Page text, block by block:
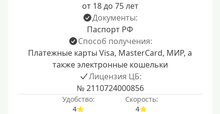
от 18 до 75 лет
Документы:
Паспорт РФ
Способ получения:
Платежные карты Visa, MasterCard, МИР, а
также электронные кошельки
Лицензия ЦБ:
№ 2110724000856
Удобство:
4
Скорость:
4